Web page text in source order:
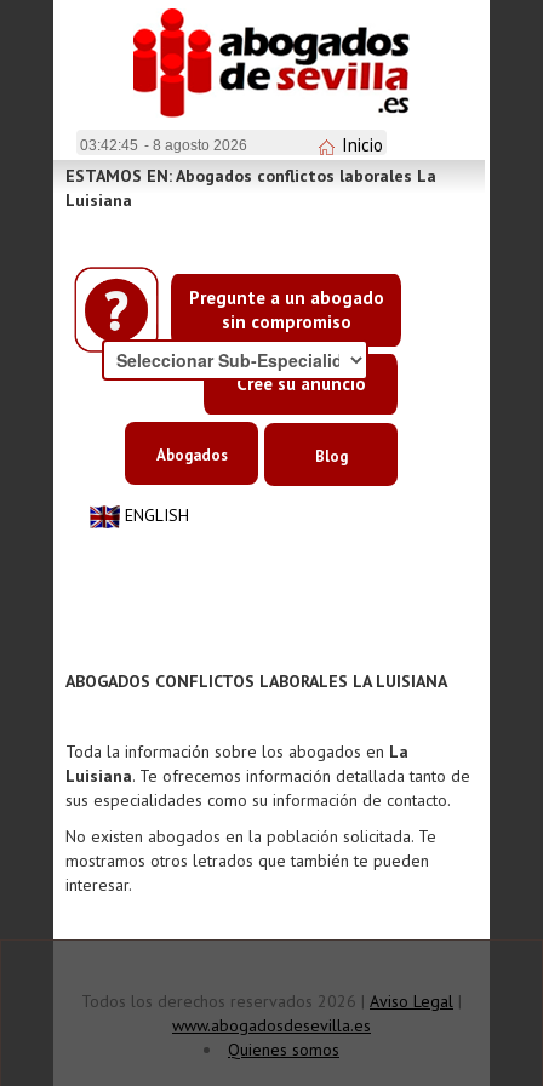
03:42:45 - 8 agosto 2026 Inicio
Pregunte a un abogado
sin compromiso
Cree su anuncio
ESTAMOS EN: Abogados conflictos laborales La
Luisiana
ENGLISH
Abogados Blog
ABOGADOS CONFLICTOS LABORALES LA LUISIANA
Toda la información sobre los abogados en La
Luisiana. Te ofrecemos información detallada tanto de
sus especialidades como su información de contacto.
No existen abogados en la población solicitada. Te
mostramos otros letrados que también te pueden
interesar.
Todos los derechos reservados 2026 | Aviso Legal |
www.abogadosdesevilla.es
Quienes somos